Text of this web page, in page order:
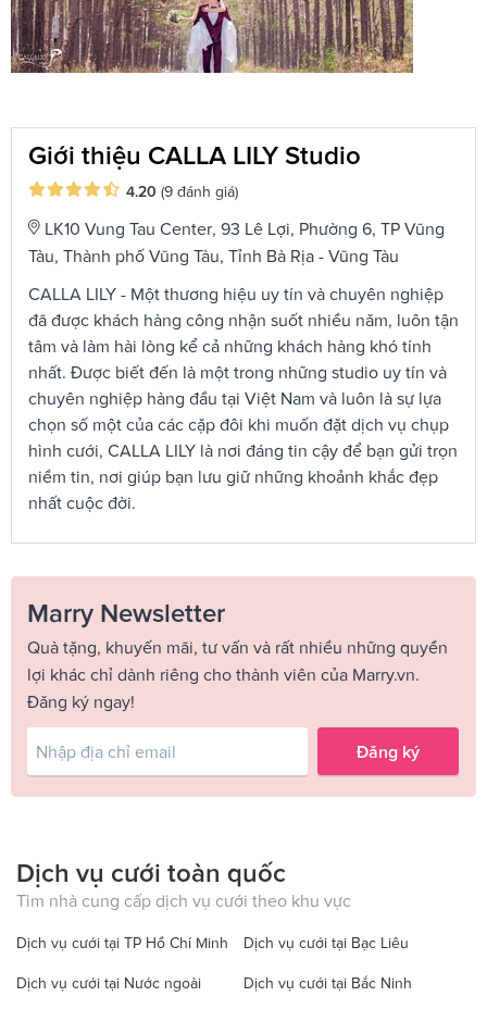
Giới thiệu CALLA LILY Studio
4.20 (9 đánh giá)
LK10 Vung Tau Center, 93 Lê Lợi, Phường 6, TP Vũng
Tàu, Thành phố Vũng Tàu, Tỉnh Bà Rịa - Vũng Tàu
CALLA LILY - Một thương hiệu uy tín và chuyên nghiệp
đã được khách hàng công nhận suốt nhiều năm, luôn tận
tâm và làm hài lòng kể cả những khách hàng khó tính
nhất. Được biết đến là một trong những studio uy tín và
chuyên nghiệp hàng đầu tại Việt Nam và luôn là sự lựa
chọn số một của các cặp đôi khi muốn đặt dịch vụ chụp
hình cưới, CALLA LILY là nơi đáng tin cậy để bạn gửi trọn
niềm tin, nơi giúp bạn lưu giữ những khoảnh khắc đẹp
nhất cuộc đời.
Marry Newsletter
Quà tặng, khuyến mãi, tư vấn và rất nhiều những quyền
lợi khác chỉ dành riêng cho thành viên của Marry.vn.
Đăng ký ngay!
Đăng ký
Dịch vụ cưới toàn quốc
Tìm nhà cung cấp dịch vụ cưới theo khu vực
Dịch vụ cưới tại TP Hồ Chí Minh Dịch vụ cưới tại Bạc Liêu
Dịch vụ cưới tại Nước ngoài Dịch vụ cưới tại Bắc Ninh